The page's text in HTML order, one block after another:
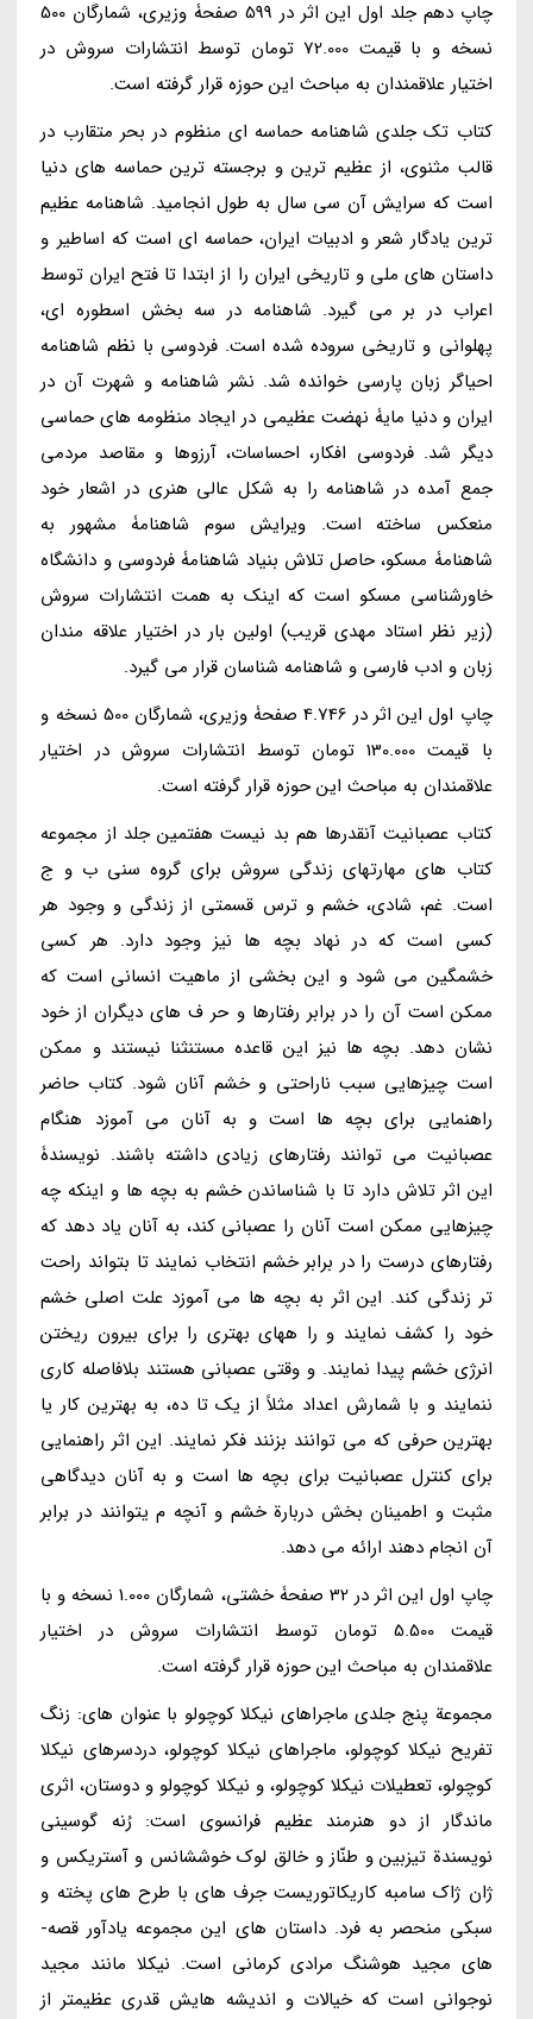
چاپ دهم جلد اول این اثر در 599 صفحۀ وزیری، شمارگان 500
نسخه و با قیمت 72.000 تومان توسط انتشارات سروش در
اختیار علاقمندان به مباحث این حوزه قرار گرفته است.
کتاب تک جلدی شاهنامه حماسه ای منظوم در بحر متقارب در
قالب مثنوی، از عظیم ترین و برجسته ترین حماسه های دنیا
است که سرایش آن سی سال به طول انجامید. شاهنامه عظیم
ترین یادگار شعر و ادبیات ایران، حماسه ای است که اساطیر و
داستان های ملی و تاریخی ایران را از ابتدا تا فتح ایران توسط
اعراب در بر می گیرد. شاهنامه در سه بخش اسطوره ای،
پهلوانی و تاریخی سروده شده است. فردوسی با نظم شاهنامه
احیاگر زبان پارسی خوانده شد. نشر شاهنامه و شهرت آن در
ایران و دنیا مایۀ نهضت عظیمی در ایجاد منظومه های حماسی
دیگر شد. فردوسی افکار، احساسات، آرزوها و مقاصد مردمی
جمع آمده در شاهنامه را به شکل عالی هنری در اشعار خود
منعکس ساخته است. ویرایش سوم شاهنامۀ مشهور به
شاهنامۀ مسکو، حاصل تلاش بنیاد شاهنامۀ فردوسی و دانشگاه
خاورشناسی مسکو است که اینک به همت انتشارات سروش
(زیر نظر استاد مهدی قریب) اولین بار در اختیار علاقه مندان
زبان و ادب فارسی و شاهنامه شناسان قرار می گیرد.
چاپ اول این اثر در 4.746 صفحۀ وزیری، شمارگان 500 نسخه و
با قیمت 130.000 تومان توسط انتشارات سروش در اختیار
علاقمندان به مباحث این حوزه قرار گرفته است.
کتاب عصبانیت آنقدرها هم بد نیست هفتمین جلد از مجموعه
کتاب های مهارتهای زندگی سروش برای گروه سنی ب و ج
است. غم، شادی، خشم و ترس قسمتی از زندگی و وجود هر
کسی است که در نهاد بچه ها نیز وجود دارد. هر کسی
خشمگین می شود و این بخشی از ماهیت انسانی است که
ممکن است آن را در برابر رفتارها و حر ف های دیگران از خود
نشان دهد. بچه ها نیز این قاعده مستنثنا نیستند و ممکن
است چیزهایی سبب ناراحتی و خشم آنان شود. کتاب حاضر
راهنمایی برای بچه ها است و به آنان می آموزد هنگام
عصبانیت می توانند رفتارهای زیادی داشته باشند. نویسندۀ
این اثر تلاش دارد تا با شناساندن خشم به بچه ها و اینکه چه
چیزهایی ممکن است آنان را عصبانی کند، به آنان یاد دهد که
رفتارهای درست را در برابر خشم انتخاب نمایند تا بتواند راحت
تر زندگی کند. این اثر به بچه ها می آموزد علت اصلی خشم
خود را کشف نمایند و را ههای بهتری را برای بیرون ریختن
انرژی خشم پیدا نمایند. و وقتی عصبانی هستند بلافاصله کاری
ننمایند و با شمارش اعداد مثلاً از یک تا ده، به بهترین کار یا
بهترین حرفی که می توانند بزنند فکر نمایند. این اثر راهنمایی
برای کنترل عصبانیت برای بچه ها است و به آنان دیدگاهی
مثبت و اطمینان بخش دربارة خشم و آنچه م یتوانند در برابر
آن انجام دهند ارائه می دهد.
چاپ اول این اثر در 32 صفحۀ خشتی، شمارگان 1.000 نسخه و با
قیمت 5.500 تومان توسط انتشارات سروش در اختیار
علاقمندان به مباحث این حوزه قرار گرفته است.
مجموعة پنج جلدی ماجراهای نیکلا کوچولو با عنوان­ های: زنگ
تفریح نیکلا کوچولو، ماجراهای نیکلا کوچولو، دردسرهای نیکلا
کوچولو، تعطیلات نیکلا کوچولو، و نیکلا کوچولو و دوستان، اثری
ماندگار از دو هنرمند عظیم فرانسوی است: رُنه گوسینی
نویسندة تیزبین و طنّاز و خالق لوک خوش­شانس و آستریکس و
ژان ژاک سامبه کاریکاتوریست جرف ه­ای با طرح ­های پخته و
سبکی منحصر به فرد. داستان ­های این مجموعه یادآور قصه­
های مجید هوشنگ مرادی کرمانی است. نیکلا مانند مجید
نوجوانی است که خیالات و اندیشه­ هایش قدری عظیم­تر از